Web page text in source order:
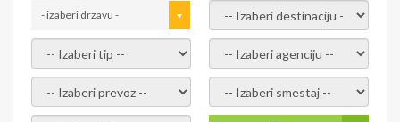
- izaberi drzavu - - izaberi destinaciju -
- izaberi tip - - izaberi agenciju -
- izaberi prevoz - - Izaberite smestaj -